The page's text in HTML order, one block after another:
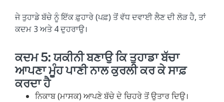
ਜੇ ਤੁਹਾਡੇ ਬੱਚੇ ਨੂੰ ਇੱਕ ਫ਼ੁਹਾਰੇ (ਪਫ਼) ਤੋਂ ਵੱਧ ਦਵਾਈ ਲੈਣ ਦੀ ਲੋੜ ਹੈ, ਤਾਂ
ਕਦਮ 3 ਅਤੇ 4 ਦੁਹਰਾਉ।
ਕਦਮ 5: ਯਕੀਨੀ ਬਣਾਉ ਕਿ ਤੁਹਾਡਾ ਬੱਚਾ
ਆਪਣਾ ਮੂੰਹ ਪਾਣੀ ਨਾਲ ਕੁਰਲੀ ਕਰ ਕੇ ਸਾਫ਼
ਕਰਦਾ ਹੈ
ਨਿਕਾਬ (ਮਾਸਕ) ਆਪਣੇ ਬੱਚੇ ਦੇ ਚਿਹਰੇ ਤੋਂ ਉਤਾਰ ਦਿਉ।